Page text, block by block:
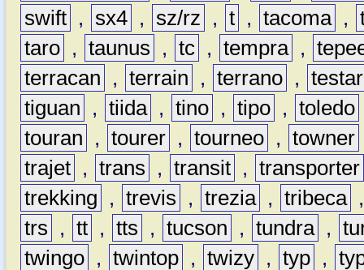
swift , sx4 , sz/rz , t , tacoma ,
taro , taunus , tc , tempra ,
terracan
, terrain , terrano ,
tiguan
, tiida , tino , tipo , toledo
touran
, tourer , tourneo , towner
trajet , trans , transit , transporter
trekking
, trevis , trezia , tribeca
trs
, tt , tts , tucson , tundra ,
twingo , twintop , twizy , typ ,